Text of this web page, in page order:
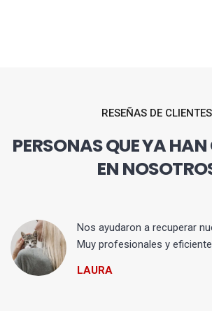
RESEÑAS DE CLIENTES
PERSONAS QUE YA
EN
Nos ayudaron a recuperar
Muy profesionales y
LAURA